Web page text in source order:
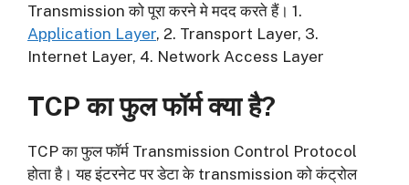
Transmission को पूरा करने मे मदद करते हैं। 1.
Application Layer, 2. Transport Layer, 3.
Internet Layer, 4. Network Access Layer
TCP का फुल फॉर्म क्या है?
TCP का फुल फॉर्म Transmission Control Protocol
होता है। यह इंटरनेट पर डेटा के transmission को कंट्रोल